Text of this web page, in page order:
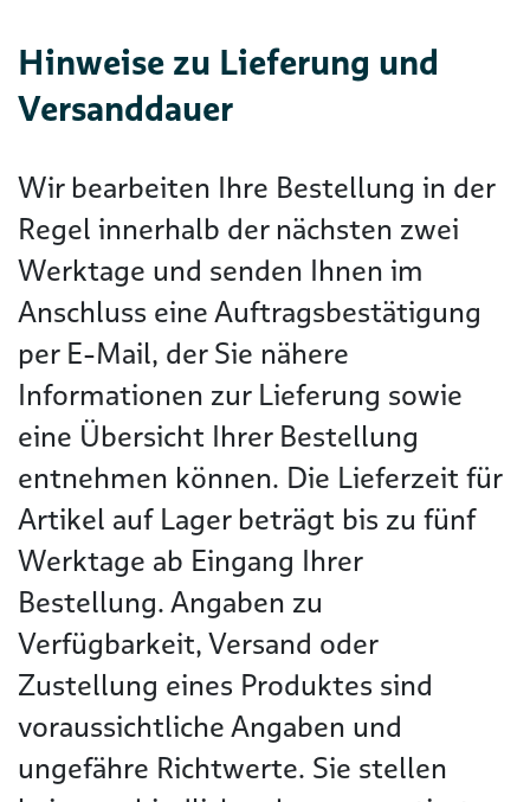
Hinweise zu Lieferung und
Versanddauer
Wir bearbeiten Ihre Bestellung in der
Regel innerhalb der nächsten zwei
Werktage und senden Ihnen im
Anschluss eine Auftragsbestätigung
per E-Mail, der Sie nähere
Informationen zur Lieferung sowie
eine Übersicht Ihrer Bestellung
entnehmen können. Die Lieferzeit für
Artikel auf Lager beträgt bis zu fünf
Werktage ab Eingang Ihrer
Bestellung. Angaben zu
Verfügbarkeit, Versand oder
Zustellung eines Produktes sind
voraussichtliche Angaben und
ungefähre Richtwerte. Sie stellen